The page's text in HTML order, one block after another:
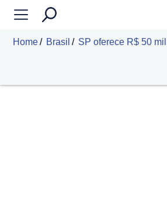
Home Brasil SP oferece R$ 50